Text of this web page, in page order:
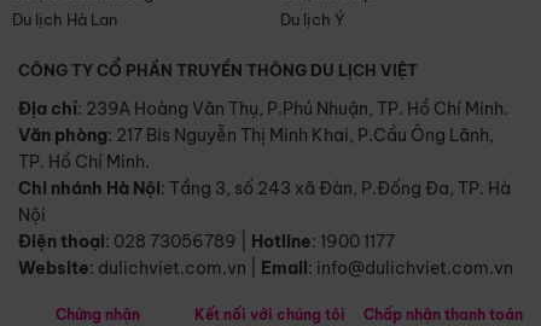
Du lịch Hà Lan
Du lịch Ý
CÔNG TY CỔ PHẦN TRUYỀN THÔNG DU LỊCH VIỆT
Địa chỉ: 239A Hoàng Văn Thụ, P.Phú Nhuận, TP. Hồ Chí Minh.
Văn phòng: 217 Bis Nguyễn Thị Minh Khai, P.Cầu Ông Lãnh,
TP. Hồ Chí Minh.
Chi nhánh Hà Nội: Tầng 3, số 243 xã Đàn, P.Đống Đa, TP. Hà
Nội
Điện thoại: 028 73056789 Hotline: 1900 1177
Website: dulichviet.com.vn Email: info@dulichviet.com.vn
Chứng nhận Kết nối với chúng tôi Chấp nhận thanh toán